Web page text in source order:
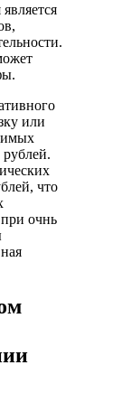
или
рублей.
что
очнь